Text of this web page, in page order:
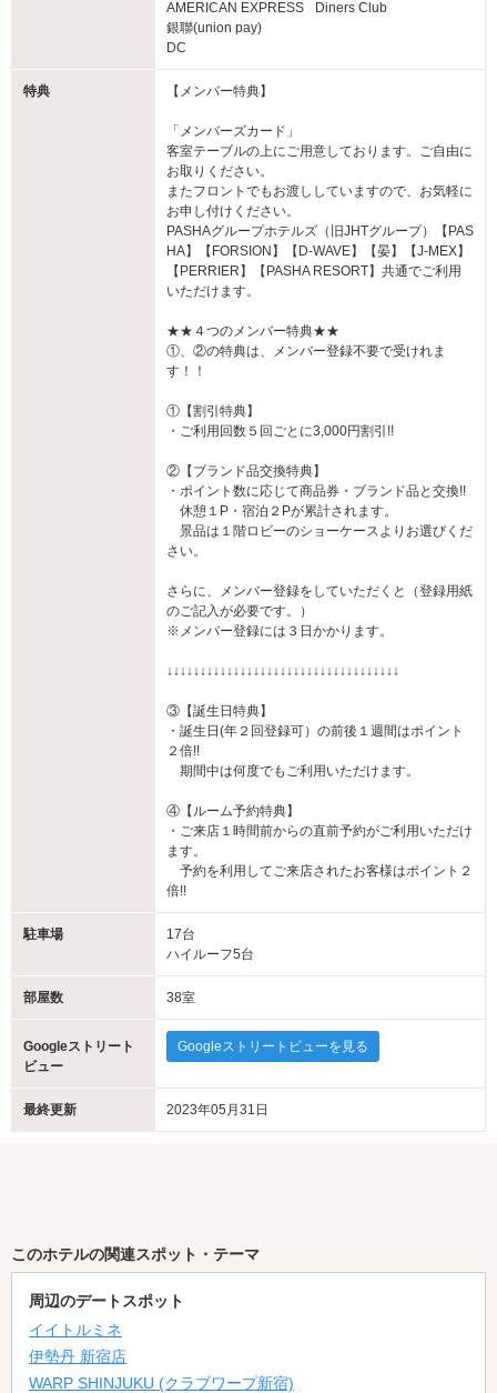
AMERICAN EXPRESS
Diners Club
銀聯(union pay)
DC
特典 【メンバー特典】
「メンバーズカード」
客室テーブルの上にご用意しております。ご自由に
お取りください。
またフロントでもお渡ししていますので、お気軽に
お申し付けください。
PASHAグループホテルズ（旧JHTグループ）【PAS
HA】【FORSION】【D-WAVE】【晏】【J-MEX】
【PERRIER】【PASHA RESORT】共通でご利用
いただけます。
★★４つのメンバー特典★★
①、②の特典は、メンバー登録不要で受けれま
す！！
①【割引特典】
・ご利用回数５回ごとに3,000円割引!!
②【ブランド品交換特典】
・ポイント数に応じて商品券・ブランド品と交換!!
休憩１P・宿泊２Pが累計されます。
景品は１階ロビーのショーケースよりお選びくだ
さい。
さらに、メンバー登録をしていただくと（登録用紙
のご記入が必要です。）
※メンバー登録には３日かかります。
↓↓↓↓↓↓↓↓↓↓↓↓↓↓↓↓↓↓↓↓↓↓↓↓↓↓↓↓↓↓↓↓↓↓↓
③【誕生日特典】
・誕生日(年２回登録可）の前後１週間はポイント
２倍!!
期間中は何度でもご利用いただけます。
④【ルーム予約特典】
・ご来店１時間前からの直前予約がご利用いただけ
ます。
予約を利用してご来店されたお客様はポイント２
倍!!
駐車場
17台
ハイルーフ5台
部屋数 38室
Googleストリート
ビュー
Googleストリートビューを見る
最終更新 2023年05月31日
このホテルの関連スポット・テーマ
周辺のデートスポット
イイトルミネ
伊勢丹 新宿店
WARP SHINJUKU (クラブワープ新宿)